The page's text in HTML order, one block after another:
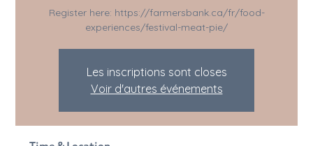
Register here: https://farmersbank.ca/fr/food-
experiences/festival-meat-pie/
Les inscriptions sont closes
Voir d'autres événements